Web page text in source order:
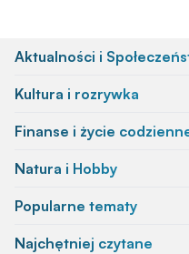
Aktualności i
Kultura i rozrywka
Finanse i życie
Natura i Hobby
Popularne tematy
Najchętniej czytane